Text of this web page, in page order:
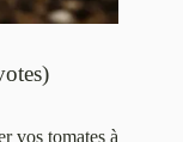
vos tomates à